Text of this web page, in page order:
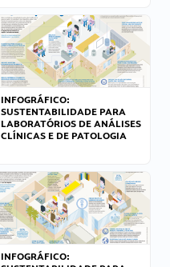
INFOGRÁFICO:
SUSTENTABILIDADE PARA
LABORATÓRIOS DE ANÁLISES
CLÍNICAS E DE PATOLOGIA
INFOGRÁFICO: